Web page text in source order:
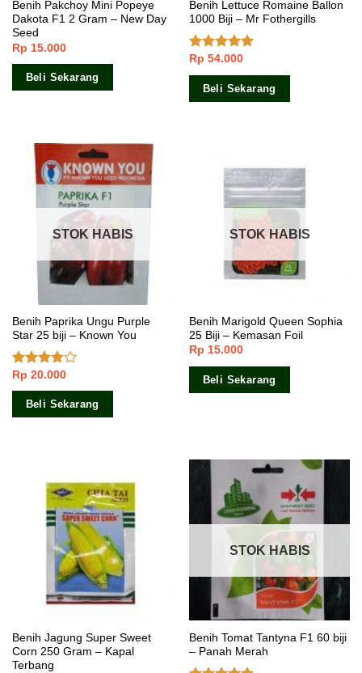
Benih Pakchoy Mini Popeye
Dakota F1 2 Gram – New Day
Seed
Rp 15.000
Beli Sekarang
Benih Lettuce Romaine Ballon
1000 Biji – Mr Fothergills
Dinilai5.00
dari 5
Rp 54.000
Beli Sekarang
STOK HABIS
Benih Paprika Ungu Purple
Star 25 biji – Known You
Dinilai
3.67dari
Rp 20.000
Beli Sekarang
STOK HABIS
Benih Marigold Queen Sophia
25 Biji – Kemasan Foil
Rp 15.000
Beli Sekarang
Benih Jagung Super Sweet
Corn 250 Gram – Kapal
Terbang
STOK HABIS
Benih Tomat Tantyna F1 60 biji
– Panah Merah